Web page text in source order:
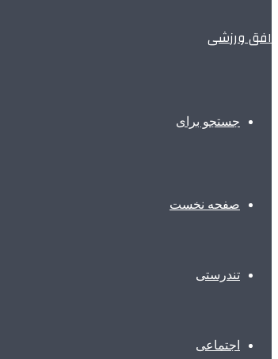
افق ورزشی
جستجو برای
صفحه نخست
تندرستی
اجتماعی